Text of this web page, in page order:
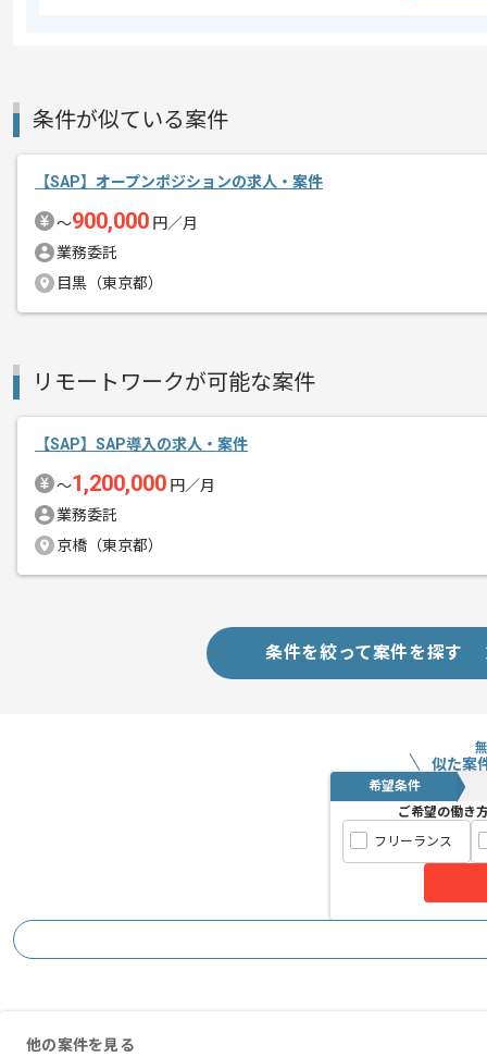
エージェントからのコ
SAPの経験を活かすことができます。
複数案件を保有している企業ですので、
スキルアップされたい方、長期的に参
基本的には一部リモート作業を見込んで
条件が似ている案件
【SAP】オープンポジションの求人・案件
〜900,000 円／月
業務委託
目黒（東京都）
リモートワークが可能な案件
【SAP】SAP導入の求人・案件
〜1,200,000 円／月
業務委託
京橋（東京都）
条件を絞って案件を探す
似た案
希望条件
ご希望の働き
フリーランス
他の案件を見る